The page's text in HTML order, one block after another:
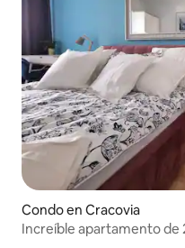
Condo en Cracovia
Increíble apartamento de